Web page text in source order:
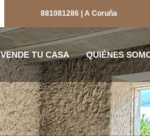
881081286 | A Coruña
VENDE TU CASA QUIÉNES